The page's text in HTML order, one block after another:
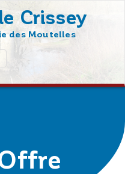
Crissey
des Moutelles
MASQUER